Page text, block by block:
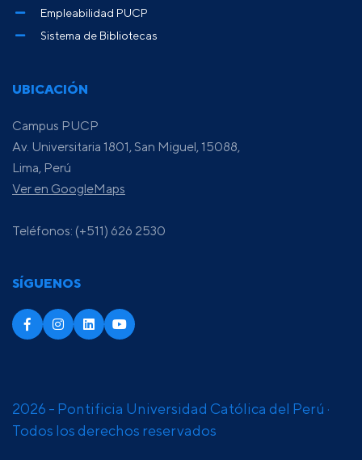
UBICACIÓN
Campus PUCP
Av. Universitaria 1801, San Miguel, 15088,
Lima, Perú
Ver en GoogleMaps
Teléfonos: (+511) 626 2530
SÍGUENOS
Empleabilidad PUCP
Sistema de Bibliotecas
2026 - Pontificia Universidad Católica del Perú ·
Todos los derechos reservados